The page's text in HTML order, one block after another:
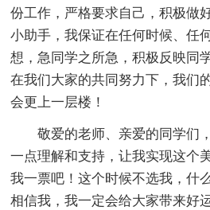
份工作，严格要求自己，积极做
小助手，我保证在任何时候、任
想，急同学之所急，积极反映同
在我们大家的共同努力下，我们
会更上一层楼！
敬爱的老师、亲爱的同学们
一点理解和支持，让我实现这个
我一票吧！这个时候不选我，什
相信我，我一定会给大家带来好运